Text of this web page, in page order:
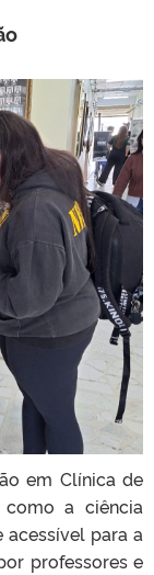
em Clínica de
como a ciência
para a
professores e